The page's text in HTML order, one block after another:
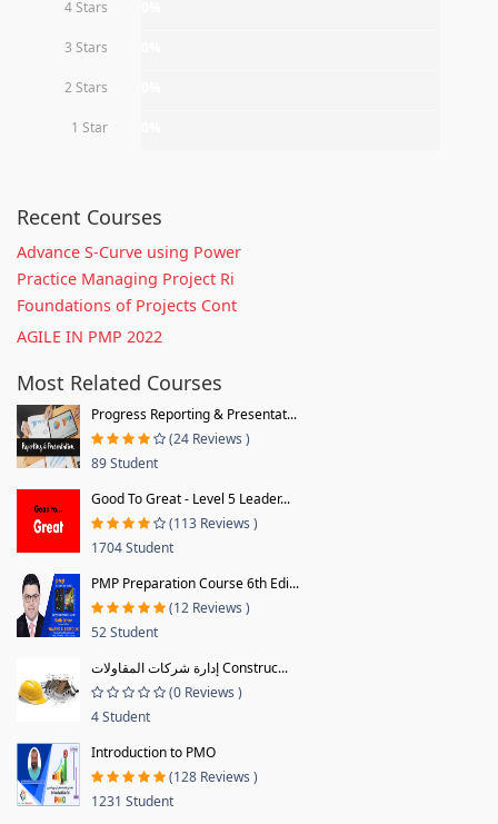
4 Stars
3 Stars
2 Stars
1 Star
Recent Courses
Advance S-Curve using Power
Practice Managing Project Ri
Foundations of Projects Cont
AGILE IN PMP 2022
Most Related Courses
Progress Reporting & Presentat...
(24 Reviews )
89 Student
Good To Great - Level 5 Leader...
(113 Reviews )
1704 Student
PMP Preparation Course 6th Edi...
(12 Reviews )
52 Student
إدارة شركات المقاولات Construc...
(0 Reviews )
4 Student
Introduction to PMO
(128 Reviews )
1231 Student